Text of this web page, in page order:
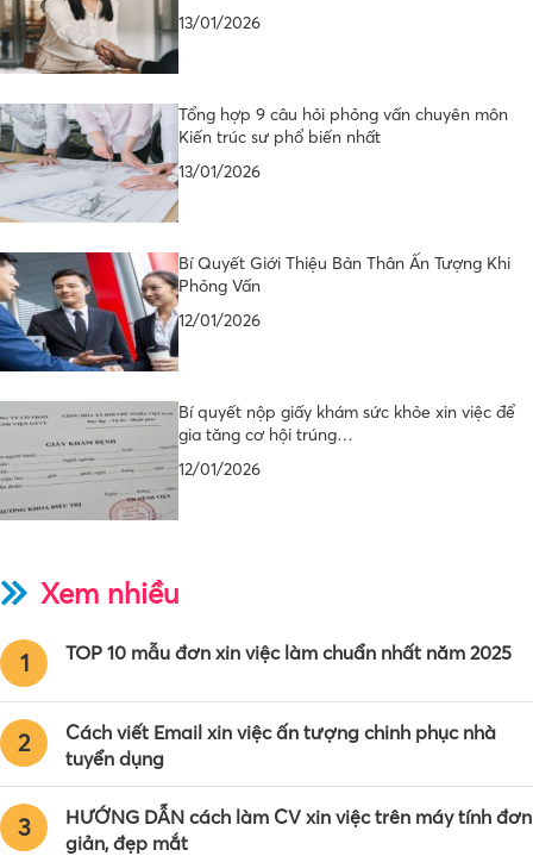
13/01/2026
Tổng hợp 9 câu hỏi phỏng vấn chuyên môn
Kiến trúc sư phổ biến nhất
13/01/2026
Bí Quyết Giới Thiệu Bản Thân Ấn Tượng Khi
Phỏng Vấn
12/01/2026
Bí quyết nộp giấy khám sức khỏe xin việc để
gia tăng cơ hội trúng…
12/01/2026
Xem nhiều
1 TOP 10 mẫu đơn xin việc làm chuẩn nhất năm 2025
2
Cách viết Email xin việc ấn tượng chinh phục nhà
tuyển dụng
3
HƯỚNG DẪN cách làm CV xin việc trên máy tính đơn
giản, đẹp mắt